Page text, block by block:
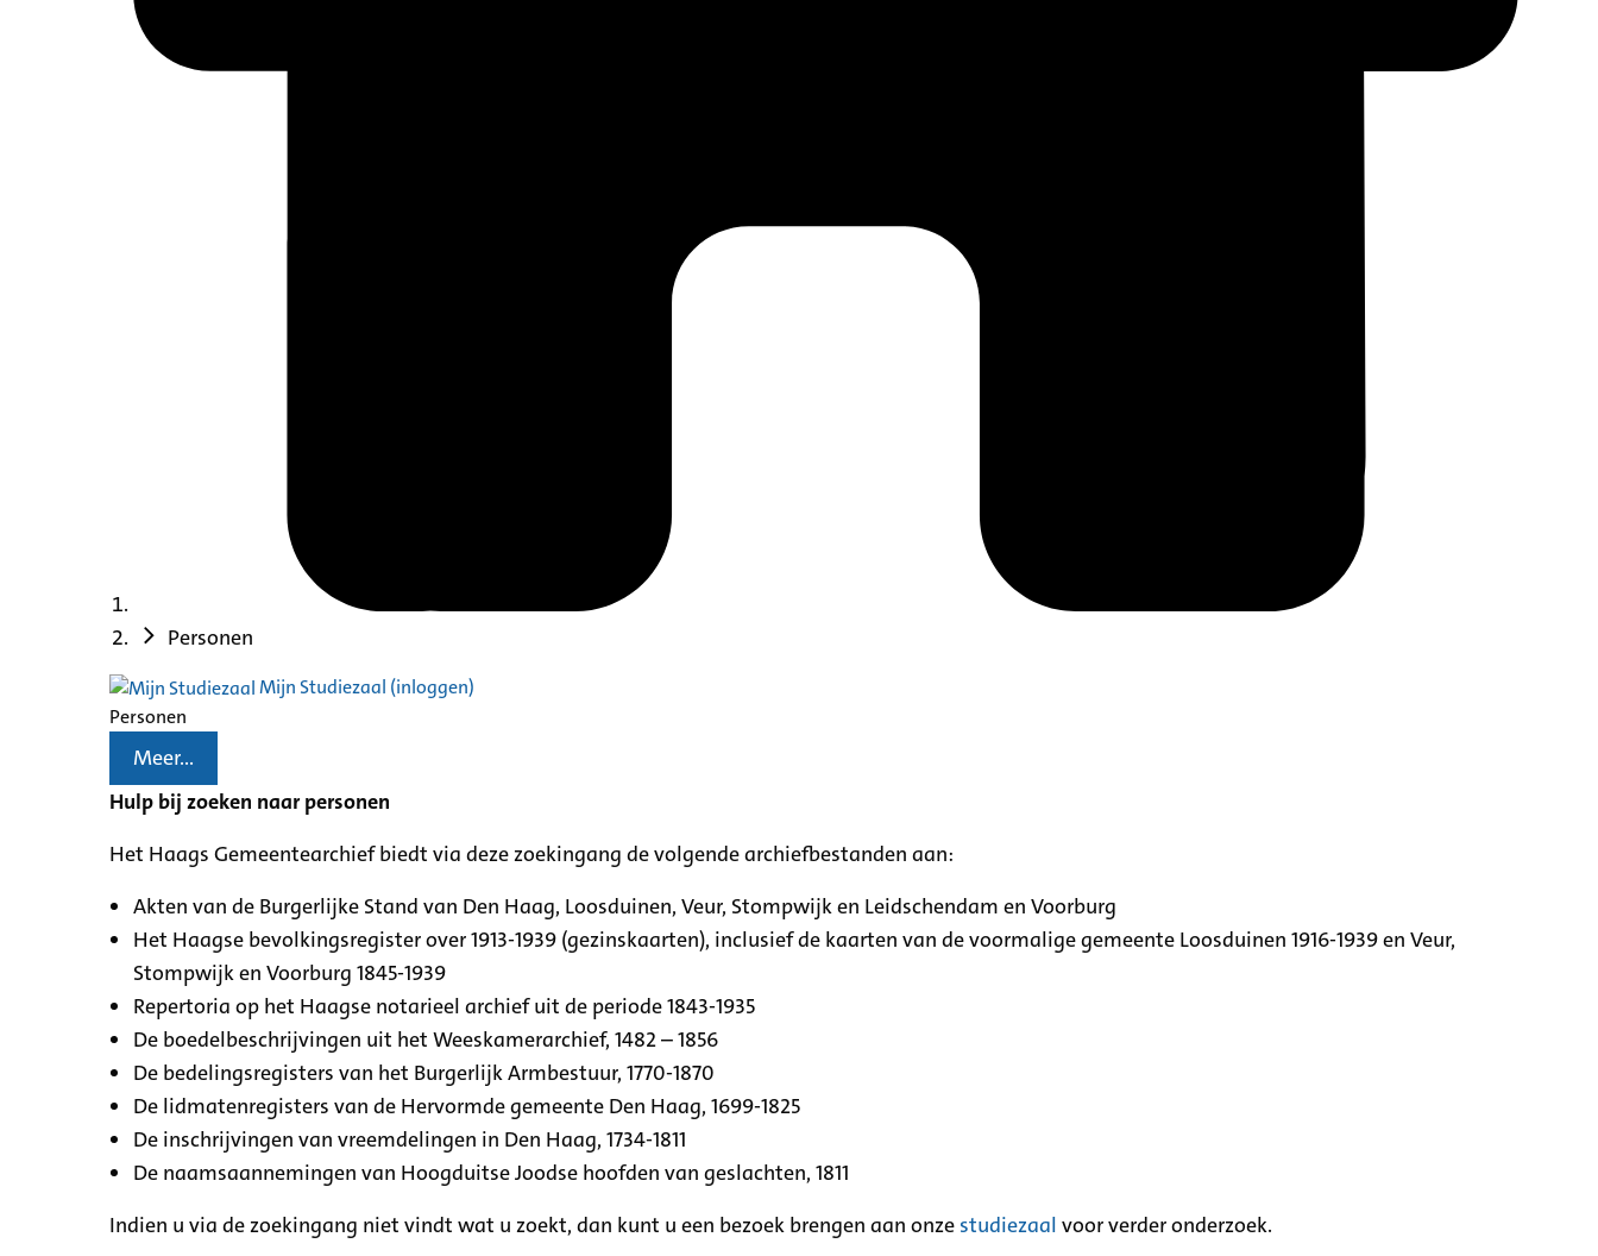
Personen
Mijn Studiezaal (inloggen)
Personen
Meer...
Hulp bij zoeken naar personen
Het Haags Gemeentearchief biedt via deze zoekingang de volgende archiefbestanden aan:
Akten van de Burgerlijke Stand van Den Haag, Loosduinen, Veur, Stompwijk en Leidschendam en Voorburg
Het Haagse bevolkingsregister over 1913-1939 (gezinskaarten), inclusief de kaarten van de voormalige gemeente Loosduinen 1916-1939 en Veur,
Stompwijk en Voorburg 1845-1939
Repertoria op het Haagse notarieel archief uit de periode 1843-1935
De boedelbeschrijvingen uit het Weeskamerarchief, 1482 – 1856
De bedelingsregisters van het Burgerlijk Armbestuur, 1770-1870
De lidmatenregisters van de Hervormde gemeente Den Haag, 1699-1825
De inschrijvingen van vreemdelingen in Den Haag, 1734-1811
De naamsaannemingen van Hoogduitse Joodse hoofden van geslachten, 1811
Indien u via de zoekingang niet vindt wat u zoekt, dan kunt u een bezoek brengen aan onze studiezaal voor verder onderzoek.